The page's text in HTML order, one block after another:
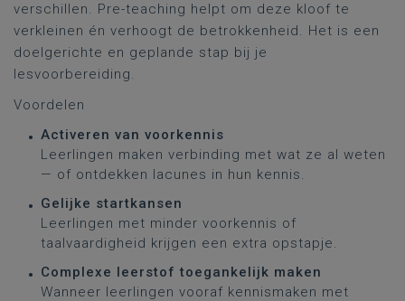
verschillen. Pre-teaching helpt om deze kloof te
verkleinen én verhoogt de betrokkenheid. Het is een
doelgerichte en geplande stap bij je
lesvoorbereiding.
Voordelen
Activeren van voorkennis
Leerlingen maken verbinding met wat ze al weten
— of ontdekken lacunes in hun kennis.
Gelijke startkansen
Leerlingen met minder voorkennis of
taalvaardigheid krijgen een extra opstapje.
Complexe leerstof toegankelijk maken
Wanneer leerlingen vooraf kennismaken met